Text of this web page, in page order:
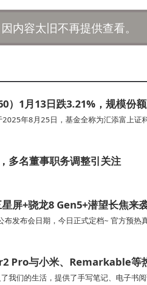
因内容太旧不再提供查看。
）1月13日跌3.21%，规模份
年8月25日，基金全称为汇添富上证
能ETF。 规模方面，截止1月12日，科创…
多名董事职务调整引关注
屏+骁龙8 Gen5+潜望长焦来
布发布会日期，今日正式定档~ 官方预
块165Hz三星苍穹屏，配备超声波3D屏
Pro与小米、Remarkable等
我们的生活，提供了手写笔记、电子书